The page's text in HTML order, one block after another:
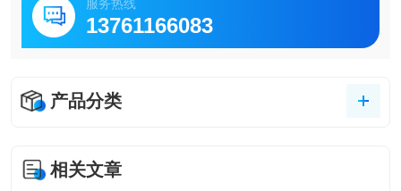
服务热线
13761166083
产品分类
相关文章